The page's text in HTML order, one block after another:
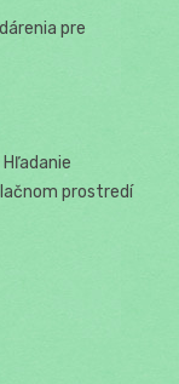
pre
prostredí